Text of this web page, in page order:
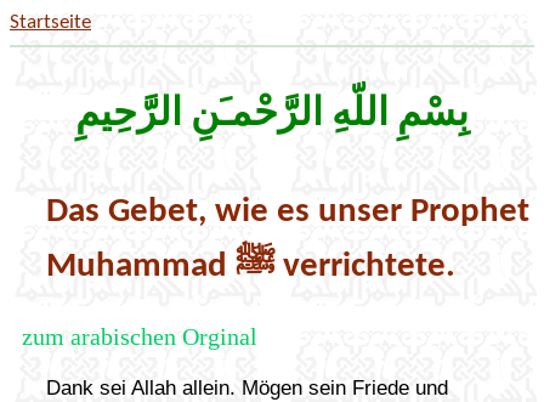
Startseite
بِسْمِ اللّهِ الرَّحْمـَنِ الرَّحِيمِ
Das Gebet, wie es unser Prophet
Muhammad ﷺ verrichtete.
zum arabischen Orginal
Dank sei Allah allein. Mögen sein Friede und